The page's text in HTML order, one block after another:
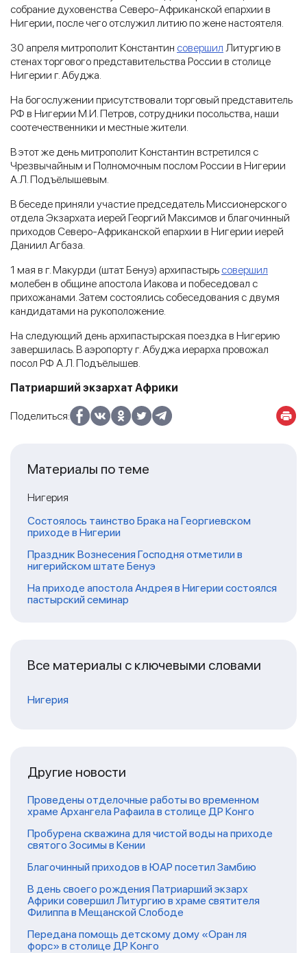
собрание духовенства Северо-Африканской епархии в
Нигерии, после чего отслужил литию по жене настоятеля.
30 апреля митрополит Константин совершил Литургию в
стенах торгового представительства России в столице
Нигерии г. Абуджа.
На богослужении присутствовали торговый представитель
РФ в Нигерии М.И. Петров, сотрудники посольства, наши
соотечественники и местные жители.
В этот же день митрополит Константин встретился с
Чрезвычайным и Полномочным послом России в Нигерии
А.Л. Подъёлышевым.
В беседе приняли участие председатель Миссионерского
отдела Экзархата иерей Георгий Максимов и благочинный
приходов Северо-Африканской епархии в Нигерии иерей
Даниил Агбаза.
1 мая в г. Макурди (штат Бенуэ) архипастырь совершил
молебен в общине апостола Иакова и побеседовал с
прихожанами. Затем состоялись собеседования с двумя
кандидатами на рукоположение.
На следующий день архипастырская поездка в Нигерию
завершилась. В аэропорту г. Абуджа иерарха провожал
посол РФ А.Л. Подъёлышев.
Патриарший экзархат Африки
Поделиться:
Материалы по теме
Нигерия
Состоялось таинство Брака на Георгиевском
приходе в Нигерии
Праздник Вознесения Господня отметили в
нигерийском штате Бенуэ
На приходе апостола Андрея в Нигерии состоялся
пастырский семинар
Все материалы с ключевыми словами
Нигерия
Другие новости
Проведены отделочные работы во временном
храме Архангела Рафаила в столице ДР Конго
Пробурена скважина для чистой воды на приходе
святого Зосимы в Кении
Благочинный приходов в ЮАР посетил Замбию
В день своего рождения Патриарший экзарх
Африки совершил Литургию в храме святителя
Филиппа в Мещанской Слободе
Передана помощь детскому дому «Оран ля
форс» в столице ДР Конго